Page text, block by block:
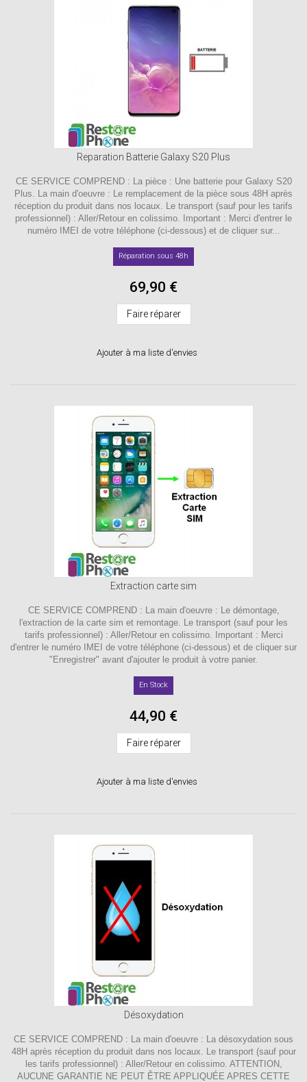
Reparation Batterie Galaxy S20 Plus
CE SERVICE COMPREND : La pièce : Une batterie pour Galaxy S20
Plus. La main d'oeuvre : Le remplacement de la pièce sous 48H après
réception du produit dans nos locaux. Le transport (sauf pour les tarifs
professionnel) : Aller/Retour en colissimo. Important : Merci d'entrer le
numéro IMEI de votre téléphone (ci-dessous) et de cliquer sur...
Réparation sous 48h
69,90 €
Faire réparer
Ajouter à ma liste d'envies
Extraction carte sim
CE SERVICE COMPREND : La main d'oeuvre : Le démontage,
l'extraction de la carte sim et remontage. Le transport (sauf pour les
tarifs professionnel) : Aller/Retour en colissimo. Important : Merci
d'entrer le numéro IMEI de votre téléphone (ci-dessous) et de cliquer sur
"Enregistrer" avant d'ajouter le produit à votre panier.
En Stock
44,90 €
Faire réparer
Ajouter à ma liste d'envies
Désoxydation
CE SERVICE COMPREND : La main d'oeuvre : La désoxydation sous
48H après réception du produit dans nos locaux. Le transport (sauf pour
les tarifs professionnel) : Aller/Retour en colissimo. ATTENTION,
AUCUNE GARANTIE NE PEUT ÊTRE APPLIQUÉE APRES CETTE